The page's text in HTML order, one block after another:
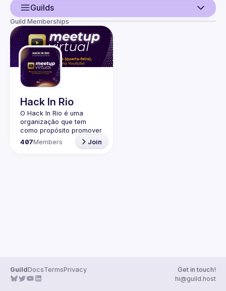
Guilds
User
Events
Guilds
Guild Memberships
Hack In Rio
O Hack In Rio é uma
organização que tem
como propósito promover
o desenvolvimento de
uma comunidade local
407Members Join
GuildDocsTermsPrivacy
Get in touch!
hi@guild.host